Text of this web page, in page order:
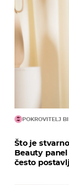
POKROVITELJ
Što je
Beauty
često